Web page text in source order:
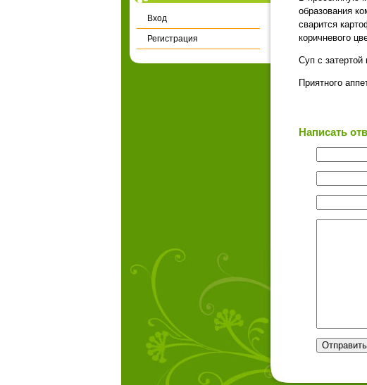
Вход
Регистрация
образования
сварится
коричневого
Суп с
Приятного
Написать